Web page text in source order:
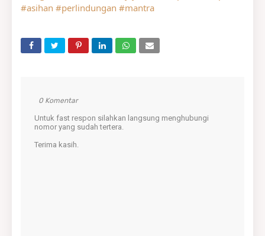
#asihan #perlindungan #mantra
0 Komentar
Untuk fast respon silahkan langsung menghubungi
nomor yang sudah tertera.
Terima kasih.